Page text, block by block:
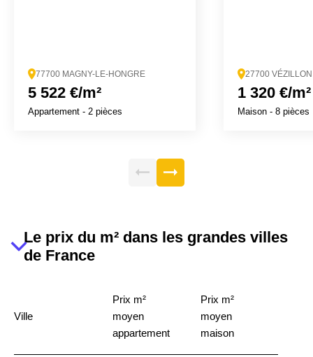
77700 MAGNY-LE-HONGRE
5 522 €/m²
Appartement - 2 pièces
27700 VÉZILLON
1 320 €/m²
Maison - 8 pièces
Le prix du m² dans les grandes villes
de France
Ville
Prix m²
moyen
appartement
Prix m²
moyen
maison